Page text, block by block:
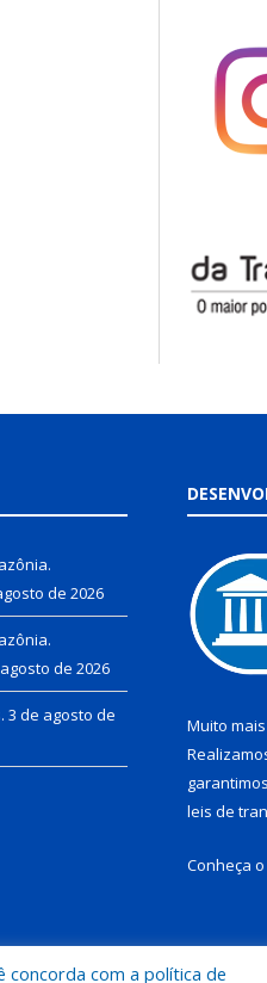
de 2026
de 2026
3 de agosto de
Muito
leis de
Conheça o
concorda com a política de